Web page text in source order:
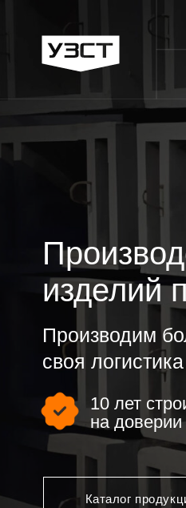
изделий
Производим
своя логистика
10 лет строим
на доверии
Каталог продукции